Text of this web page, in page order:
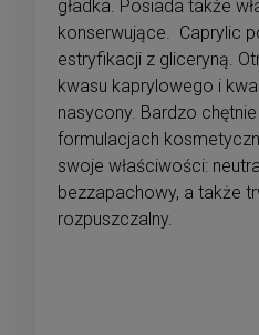
gładka. Posiada także
konserwujące. Caprylic
estryfikacji z gliceryną.
kwasu kaprylowego i
nasycony. Bardzo
formulacjach
swoje właściwości:
bezzapachowy, a także
rozpuszczalny.